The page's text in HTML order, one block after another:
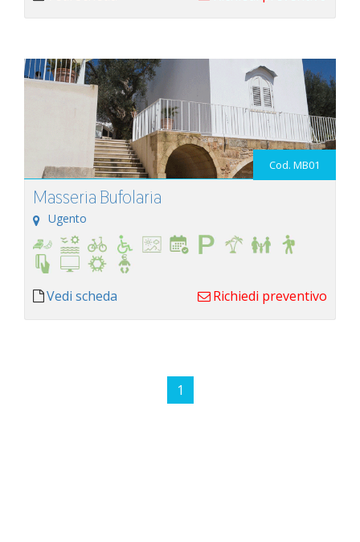
Cod. MB01
Masseria Bufolaria
Ugento
Vedi scheda Richiedi preventivo
1